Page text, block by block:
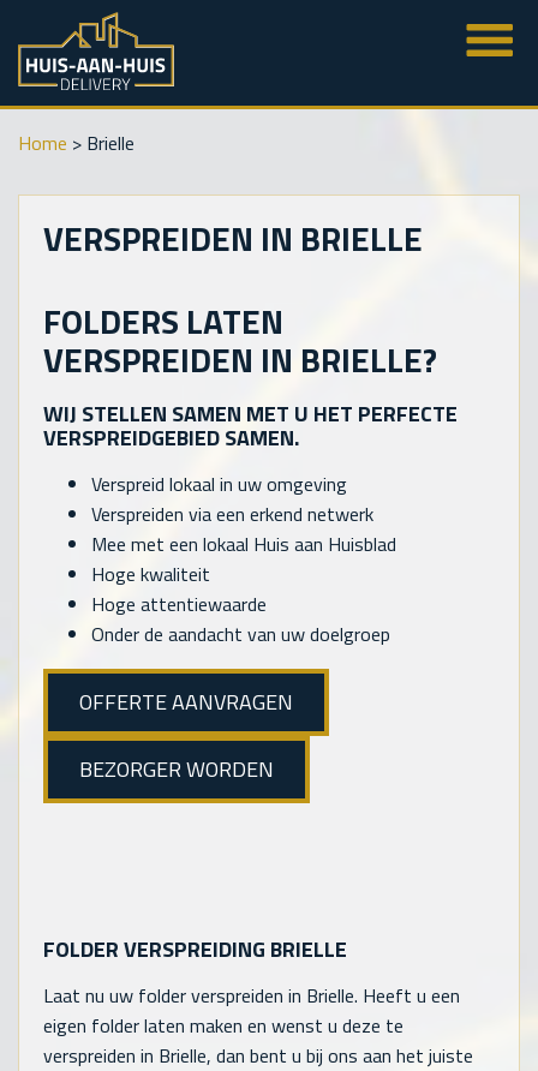
Home > Brielle
VERSPREIDEN IN BRIELLE
FOLDERS LATEN
VERSPREIDEN IN BRIELLE?
WIJ STELLEN SAMEN MET U HET PERFECTE
VERSPREIDGEBIED SAMEN.
Verspreid lokaal in uw omgeving
Verspreiden via een erkend netwerk
Mee met een lokaal Huis aan Huisblad
Hoge kwaliteit
Hoge attentiewaarde
Onder de aandacht van uw doelgroep
OFFERTE AANVRAGEN
BEZORGER WORDEN
FOLDER VERSPREIDING BRIELLE
Laat nu uw folder verspreiden in Brielle. Heeft u een
eigen folder laten maken en wenst u deze te
verspreiden in Brielle, dan bent u bij ons aan het juiste